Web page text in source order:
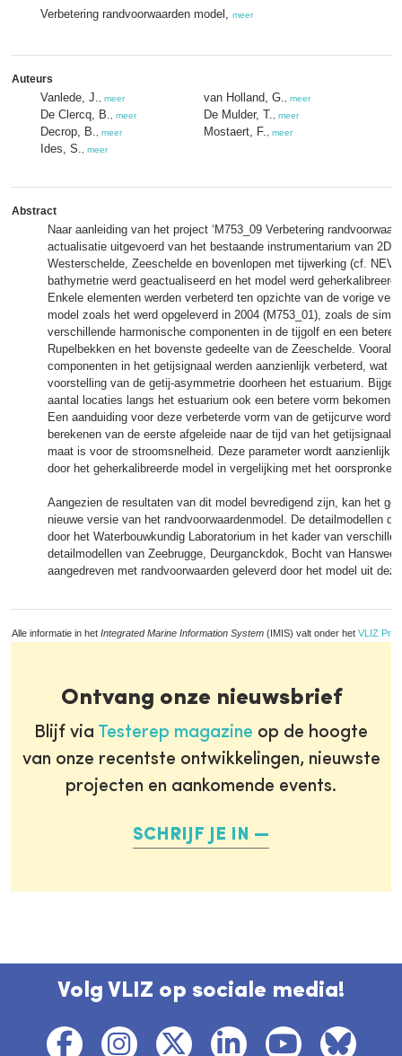
Verbetering randvoorwaarden model, meer
Auteurs
Vanlede, J. meer
De Clercq, B. meer
Decrop, B. meer
Ides, S. meer
van Holland, G. meer
De Mulder, T. meer
Mostaert, F. meer
Abstract
Naar aanleiding van het project ‘M753_09 Verbetering
actualisatie uitgevoerd van het bestaande instrumentarium van 2D
Westerschelde, Zeeschelde en bovenlopen met tijwerking (cf.
bathymetrie werd geactualiseerd en het model werd geherkalibreerd
Enkele elementen werden verbeterd ten opzichte van de vorige
model zoals het werd opgeleverd in 2004 (M753_01), zoals de
verschillende harmonische componenten in de tijgolf en een betere
Rupelbekken en het bovenste gedeelte van de Zeeschelde. Vooral
componenten in het getijsignaal werden aanzienlijk verbeterd, wat
voorstelling van de getij-asymmetrie doorheen het estuarium.
aantal locaties langs het estuarium ook een betere vorm bekomen
Een aanduiding voor deze verbeterde vorm van de getijcurve wordt
berekenen van de eerste afgeleide naar de tijd van het getijsignaal,
maat is voor de stroomsnelheid. Deze parameter wordt aanzienlijk
door het geherkalibreerde model in vergelijking met het
Aangezien de resultaten van dit model bevredigend zijn, kan het
nieuwe versie van het randvoorwaardenmodel. De detailmodellen
door het Waterbouwkundig Laboratorium in het kader van
detailmodellen van Zeebrugge, Deurganckdok, Bocht van
aangedreven met randvoorwaarden geleverd door het model uit
Alle informatie in het Integrated Marine Information System (IMIS) valt onder het VLIZ
Ontvang onze nieuwsbrief
Blijf via Testerep magazine op de hoogte
van onze recentste ontwikkelingen, nieuwste
projecten en aankomende events.
SCHRIJF JE IN
Volg VLIZ op sociale media!